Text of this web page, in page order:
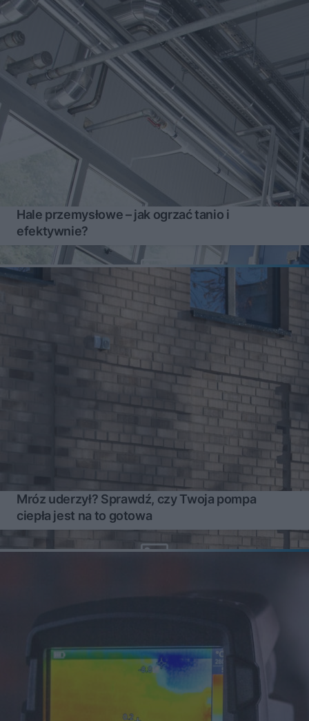
Hale przemysłowe – jak ogrzać tanio i
efektywnie?
Mróz uderzył? Sprawdź, czy Twoja pompa
ciepła jest na to gotowa